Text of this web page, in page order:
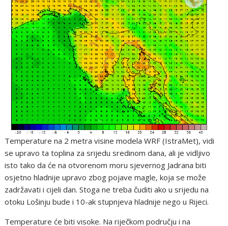
Temperature na 2 metra visine modela WRF (IstraMet), vidi
se upravo ta toplina za srijedu sredinom dana, ali je vidljivo
isto tako da će na otvorenom moru sjevernog Jadrana biti
osjetno hladnije upravo zbog pojave magle, koja se može
zadržavati i cijeli dan. Stoga ne treba čuditi ako u srijedu na
otoku Lošinju bude i 10-ak stupnjeva hladnije nego u Rijeci.
Temperature će biti visoke. Na riječkom području i na